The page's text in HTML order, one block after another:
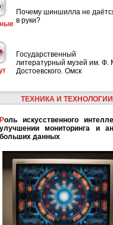
Почему шиншилла не
в руки?
Государственный
литературный музей им. Ф.
Достоевского. Омск
ТЕХНИКА И ТЕХНОЛОГИИ
Роль искусственного интеллекта в
улучшении мониторинга и
больших данных